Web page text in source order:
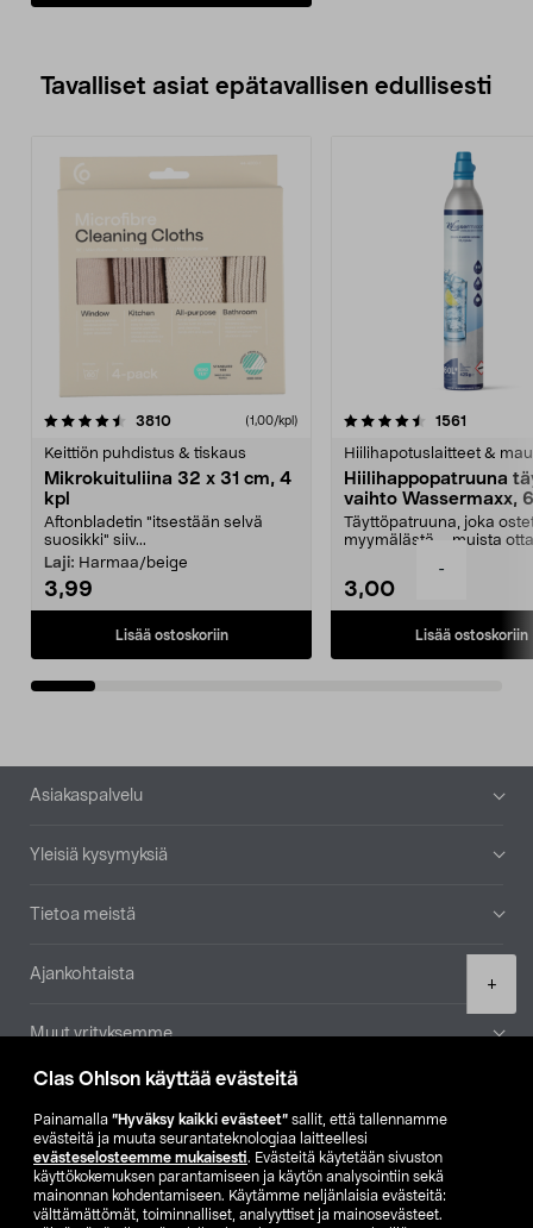
Clas Ohlson käyttää evästeitä
Painamalla ”Hyväksy kaikki evästeet” sallit, että tallennamme
evästeitä ja muuta seurantateknologiaa laitteellesi
evästeselosteemme mukaisesti. Evästeitä käytetään sivuston
käyttökokemuksen parantamiseen ja käytön analysointiin sekä
mainonnan kohdentamiseen. Käytämme neljänlaisia evästeitä:
välttämättömät, toiminnalliset, analyyttiset ja mainosevästeet.
-
+
Tavalliset asiat epätavallisen edullisesti
3810arvostelut (1,00/kpl)
Keittiön puhdistus & tiskaus
Mikrokuituliina 32 x 31 cm, 4
kpl
Aftonbladetin "itsestään selvä
suosikki" siiv...
Laji: Harmaa/beige
3,99
Lisää ostoskoriin
4.5viidestä
1561
Hiilihapotuslaitteet &
Hiilihappopatruuna
vaihto Wassermaxx,
Täyttöpatruuna, joka
myymälästä – muista
3,00
Lisää ostoskoriin
4.5viidestä
Alatunniste
Asiakaspalvelu
Yleisiä kysymyksiä
Tietoa meistä
Ajankohtaista
Muut yrityksemme
Etsi myymälä
SE NO FI
FI SV